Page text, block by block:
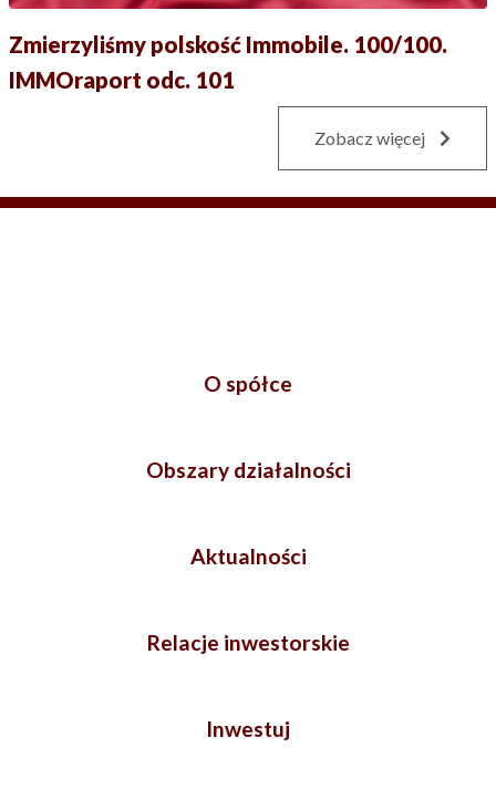
Zmierzyliśmy polskość Immobile. 100/100.
IMMOraport odc. 101
Zobacz więcej
O spółce
Obszary działalności
Aktualności
Relacje inwestorskie
Inwestuj